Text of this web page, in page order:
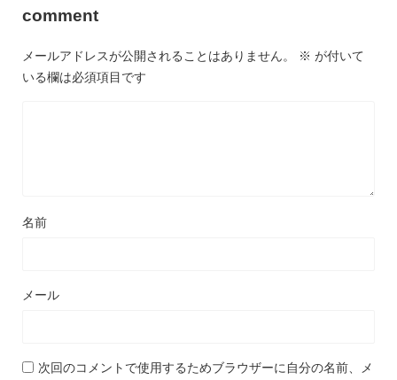
comment
メールアドレスが公開されることはありません。 ※ が付いて
いる欄は必須項目です
名前
メール
次回のコメントで使用するためブラウザーに自分の名前、メ